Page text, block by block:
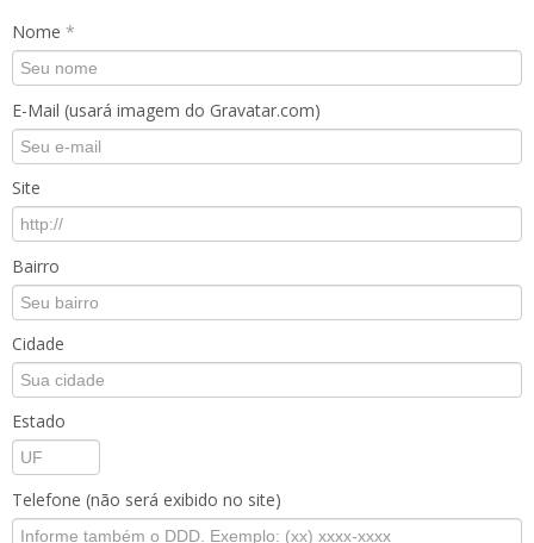
Nome *
E-Mail (usará imagem do Gravatar.com)
Site
Bairro
Cidade
Estado
Telefone (não será exibido no site)